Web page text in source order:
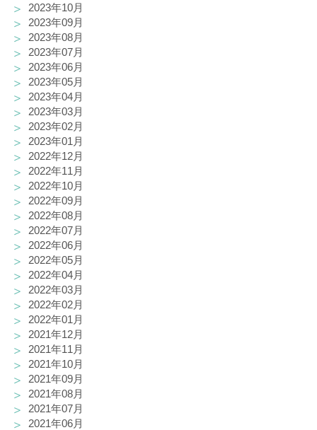
2023年10月
2023年09月
2023年08月
2023年07月
2023年06月
2023年05月
2023年04月
2023年03月
2023年02月
2023年01月
2022年12月
2022年11月
2022年10月
2022年09月
2022年08月
2022年07月
2022年06月
2022年05月
2022年04月
2022年03月
2022年02月
2022年01月
2021年12月
2021年11月
2021年10月
2021年09月
2021年08月
2021年07月
2021年06月